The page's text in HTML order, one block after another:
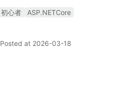
初心者
ASP.NETCore
Posted at 2026-03-18